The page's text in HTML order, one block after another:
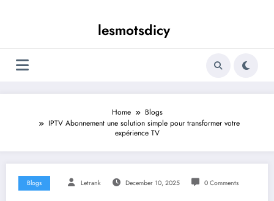
lesmotsdicy
Home
Blogs
IPTV Abonnement une solution simple pour transformer votre
expérience TV
Blogs Letrank December 10, 2025 0 Comments